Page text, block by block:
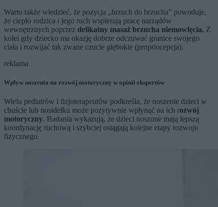
Warto także wiedzieć, że pozycja „brzuch do brzucha” powoduje,
że ciepło rodzica i jego ruch wspierają pracę narządów
wewnętrznych poprzez delikatny masaż brzucha niemowlęcia. Z
kolei gdy dziecko ma okazję dobrze odczuwać granice swojego
ciała i rozwijać tak zwane czucie głębokie (propriocepcja).
reklama
Wpływ noszenia na rozwój motoryczny w opinii ekspertów
Wielu pediatrów i fizjoterapeutów podkreśla, że noszenie dzieci w
chuście lub nosidełku może pozytywnie wpłynąć na ich rozwój
motoryczny. Badania wykazują, że dzieci noszone mają lepszą
koordynację ruchową i szybciej osiągają kolejne etapy rozwoju
fizycznego.